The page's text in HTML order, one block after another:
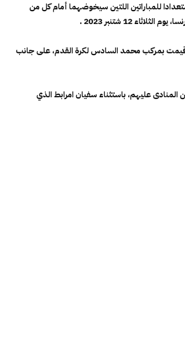
5 شتنبر 2023، ثاني حصة تدريبية استعدادا للمباراتين اللتين سيخوضهما أمام كل من
أقيمت بمركب محمد السادس لكرة القدم، على جانب
دقيقة، مشاركة جميع اللاعبين المنادى عليهم، باستثناء سفيان امرابط الذي